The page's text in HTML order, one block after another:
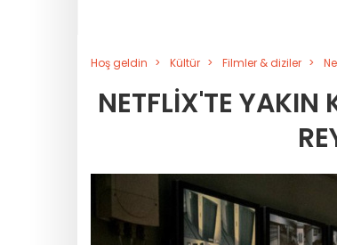
Hoş geldin Kültür Filmler & diziler
NETFLIX'TE YAKIN